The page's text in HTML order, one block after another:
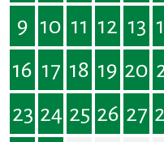
9 10 11 12 13
16 17 18 19 20
23 24 25 26 27